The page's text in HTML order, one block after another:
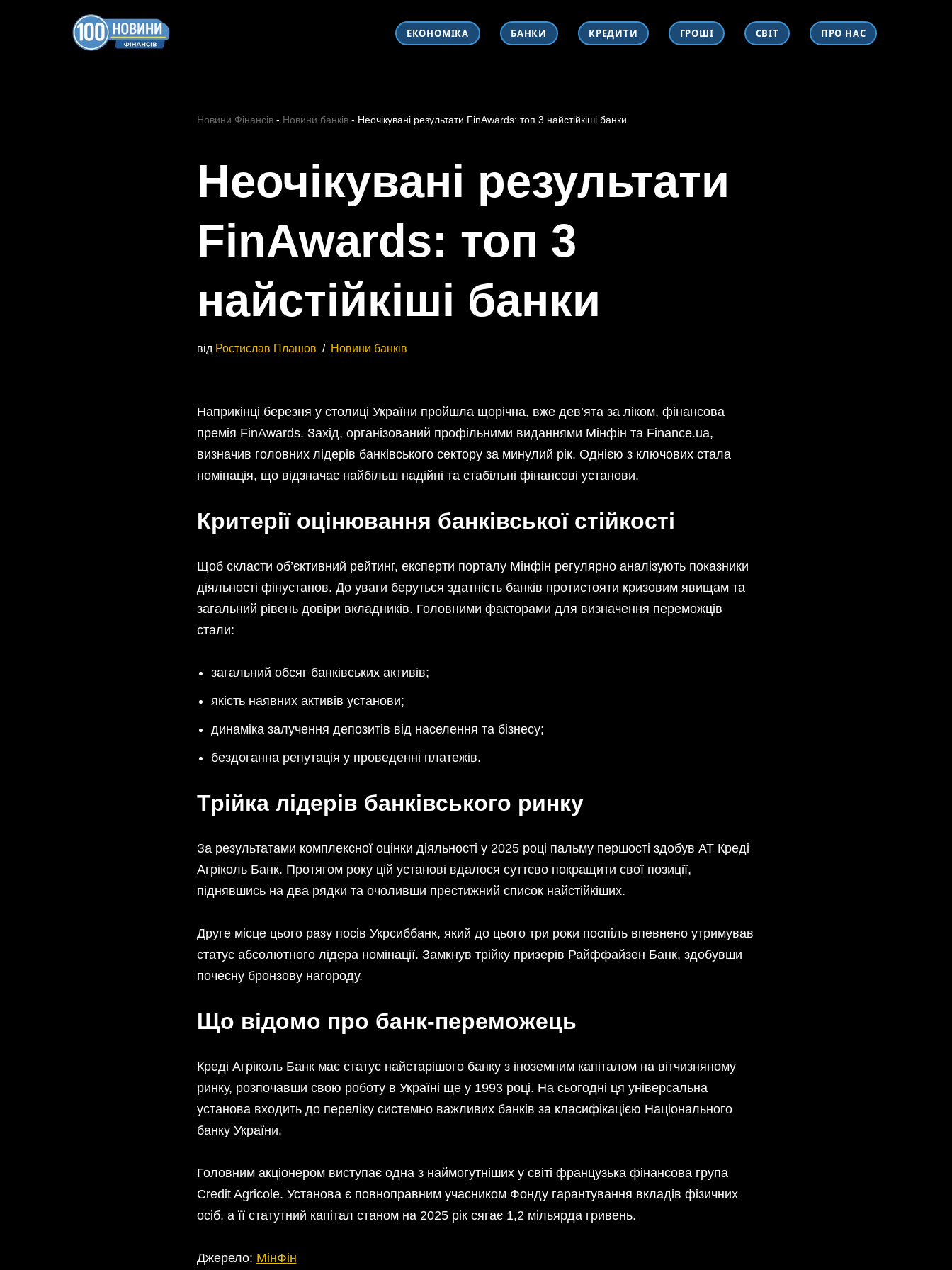
ЕКОНОМІКА БАНКИ КРЕДИТИ ГРОШІ СВІТ ПРО НАС
Новини Фінансів- Новини банків- Неочікувані результати FinAwards: топ 3 найстійкіші банки
Неочікувані результати
FinAwards: топ 3
найстійкіші банки
від Ростислав Плашов Новини банків
Наприкінці березня у столиці України пройшла щорічна, вже дев’ята за ліком, фінансова
премія FinAwards. Захід, організований профільними виданнями Мінфін та Finance.ua,
визначив головних лідерів банківського сектору за минулий рік. Однією з ключових стала
номінація, що відзначає найбільш надійні та стабільні фінансові установи.
Критерії оцінювання банківської стійкості
Щоб скласти об’єктивний рейтинг, експерти порталу Мінфін регулярно аналізують показники
діяльності фінустанов. До уваги беруться здатність банків протистояти кризовим явищам та
загальний рівень довіри вкладників. Головними факторами для визначення переможців
стали:
загальний обсяг банківських активів;
якість наявних активів установи;
динаміка залучення депозитів від населення та бізнесу;
бездоганна репутація у проведенні платежів.
Трійка лідерів банківського ринку
За результатами комплексної оцінки діяльності у 2025 році пальму першості здобув АТ Креді
Агріколь Банк. Протягом року цій установі вдалося суттєво покращити свої позиції,
піднявшись на два рядки та очоливши престижний список найстійкіших.
Друге місце цього разу посів Укрсиббанк, який до цього три роки поспіль впевнено утримував
статус абсолютного лідера номінації. Замкнув трійку призерів Райффайзен Банк, здобувши
почесну бронзову нагороду.
Що відомо про банк-переможець
Креді Агріколь Банк має статус найстарішого банку з іноземним капіталом на вітчизняному
ринку, розпочавши свою роботу в Україні ще у 1993 році. На сьогодні ця універсальна
установа входить до переліку системно важливих банків за класифікацією Національного
банку України.
Головним акціонером виступає одна з наймогутніших у світі французька фінансова група
Credit Agricole. Установа є повноправним учасником Фонду гарантування вкладів фізичних
осіб, а її статутний капітал станом на 2025 рік сягає 1,2 мільярда гривень.
Джерело: МінФін